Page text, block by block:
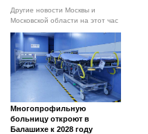
Другие новости Москвы и
Московской области на этот час
Многопрофильную
больницу откроют в
Балашихе к 2028 году